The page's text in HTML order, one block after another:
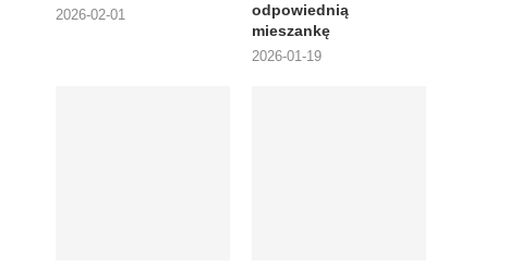
2026-02-01
odpowiednią
mieszankę
2026-01-19